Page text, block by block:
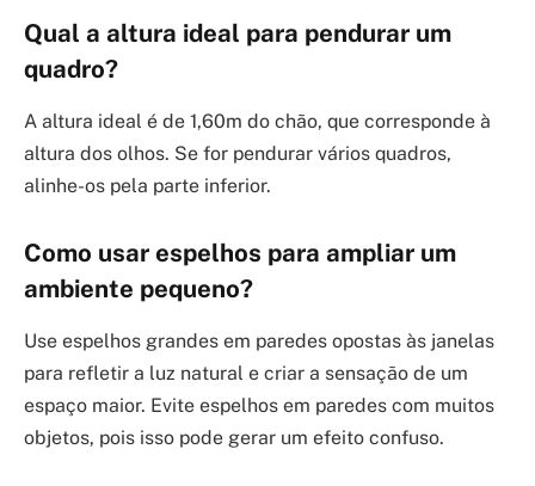
Qual a altura ideal para pendurar um
quadro?
A altura ideal é de 1,60m do chão, que corresponde à
altura dos olhos. Se for pendurar vários quadros,
alinhe-os pela parte inferior.
Como usar espelhos para ampliar um
ambiente pequeno?
Use espelhos grandes em paredes opostas às janelas
para refletir a luz natural e criar a sensação de um
espaço maior. Evite espelhos em paredes com muitos
objetos, pois isso pode gerar um efeito confuso.